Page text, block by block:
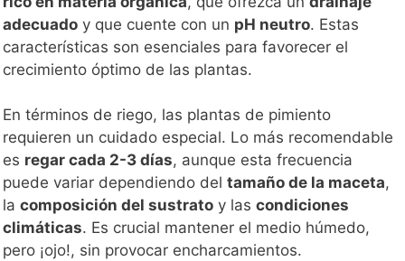
adecuado y que cuente con un pH neutro. Estas
características son esenciales para favorecer el
crecimiento óptimo de las plantas.
En términos de riego, las plantas de pimiento
requieren un cuidado especial. Lo más recomendable
es regar cada 2-3 días, aunque esta frecuencia
puede variar dependiendo del tamaño de la maceta,
la composición del sustrato y las condiciones
climáticas. Es crucial mantener el medio húmedo,
pero ¡ojo!, sin provocar encharcamientos.